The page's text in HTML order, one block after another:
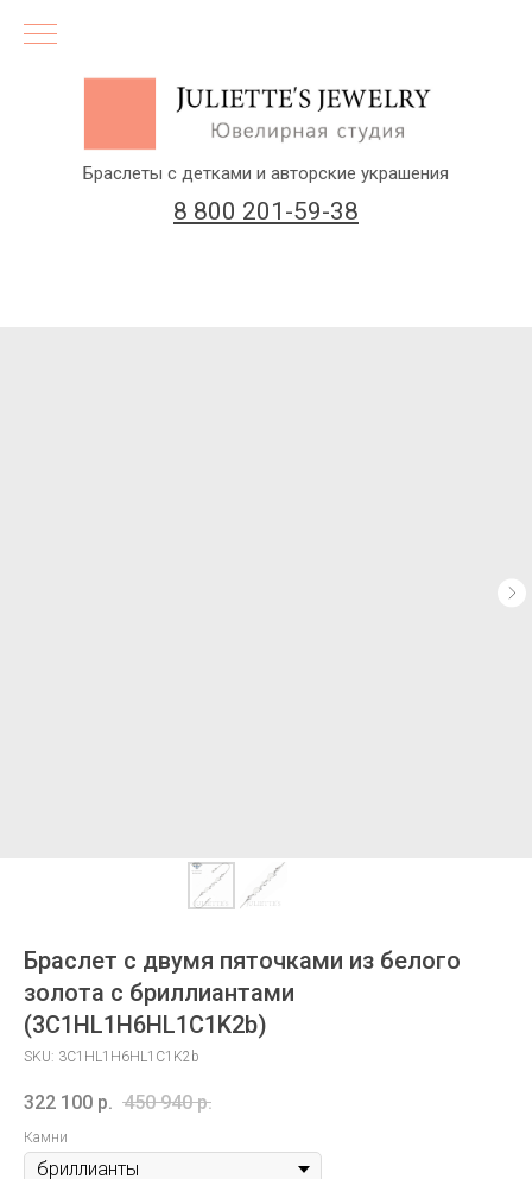
8 800 201-59-38
Браслеты с детками и авторские украшения
Браслет с двумя пяточками из белого
золота с бриллиантами
(3C1HL1H6HL1C1K2b)
SKU: 3C1HL1H6HL1C1K2b
322 100 р. 450 940 р.
Камни